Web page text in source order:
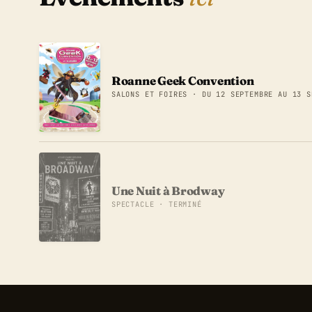
Roanne Geek Convention
SALONS ET FOIRES · DU 12 SEPTEMBRE AU 13
Une Nuit à Brodway
SPECTACLE · TERMINÉ